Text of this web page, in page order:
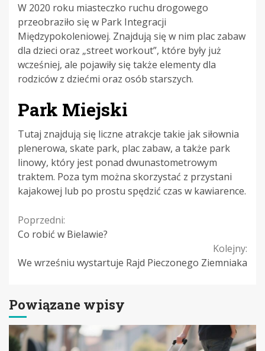
W 2020 roku miasteczko ruchu drogowego
przeobraziło się w Park Integracji
Międzypokoleniowej. Znajdują się w nim plac zabaw
dla dzieci oraz „streetworkout”, które były już
wcześniej, ale pojawiły się także elementy dla
rodziców z dziećmi oraz osób starszych.
Park Miejski
Tutaj znajdują się liczne atrakcje takie jak siłownia
plenerowa, skate park, plac zabaw, a także park
linowy, który jest ponad dwunastometrowym
traktem. Poza tym można skorzystać z przystani
kajakowej lub po prostu spędzić czas w kawiarence.
Continue
Poprzedni:
Co robić w Bielawie?
Kolejny:
We wrześniu wystartuje Rajd Pieczonego Ziemniaka
Powiązane wpisy